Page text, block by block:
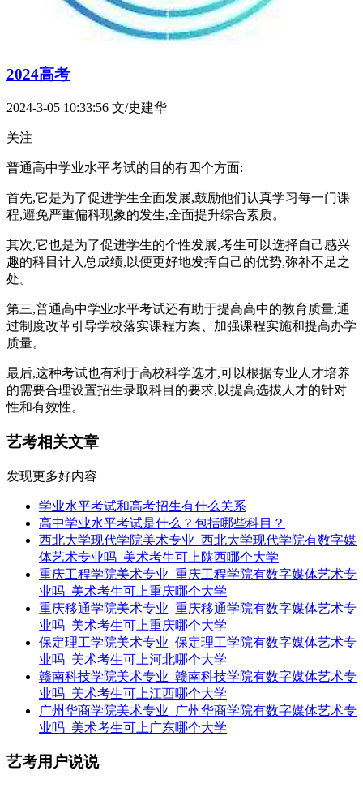
2024高考
2024-3-05 10:33:56 文/史建华
关注
普通高中学业水平考试的目的有四个方面:
首先,它是为了促进学生全面发展,鼓励他们认真学习每一门课
程,避免严重偏科现象的发生,全面提升综合素质。
其次,它也是为了促进学生的个性发展,考生可以选择自己感兴
趣的科目计入总成绩,以便更好地发挥自己的优势,弥补不足之
处。
第三,普通高中学业水平考试还有助于提高高中的教育质量,通
过制度改革引导学校落实课程方案、加强课程实施和提高办学
质量。
最后,这种考试也有利于高校科学选才,可以根据专业人才培养
的需要合理设置招生录取科目的要求,以提高选拔人才的针对
性和有效性。
艺考相关文章
发现更多好内容
学业水平考试和高考招生有什么关系
高中学业水平考试是什么？包括哪些科目？
西北大学现代学院美术专业_西北大学现代学院有数字媒
体艺术专业吗_美术考生可上陕西哪个大学
重庆工程学院美术专业_重庆工程学院有数字媒体艺术专
业吗_美术考生可上重庆哪个大学
重庆移通学院美术专业_重庆移通学院有数字媒体艺术专
业吗_美术考生可上重庆哪个大学
保定理工学院美术专业_保定理工学院有数字媒体艺术专
业吗_美术考生可上河北哪个大学
赣南科技学院美术专业_赣南科技学院有数字媒体艺术专
业吗_美术考生可上江西哪个大学
广州华商学院美术专业_广州华商学院有数字媒体艺术专
业吗_美术考生可上广东哪个大学
艺考用户说说